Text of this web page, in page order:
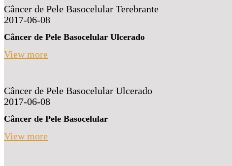
Câncer de Pele Basocelular Terebrante
2017-06-08
Câncer de Pele Basocelular Ulcerado
View more
Câncer de Pele Basocelular Ulcerado
2017-06-08
Câncer de Pele Basocelular
View more